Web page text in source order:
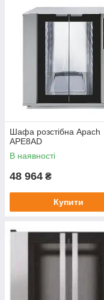
Шафа розстібна Apach
APE8AD
В наявності
48 964 ₴
Купити